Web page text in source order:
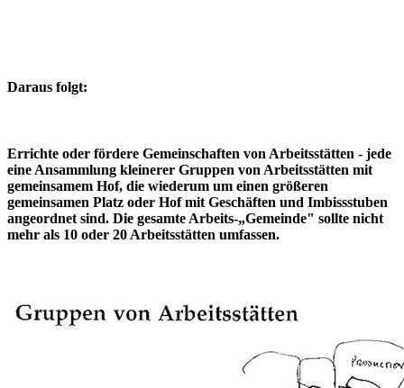
Daraus folgt:
Errichte oder fördere Gemeinschaften von Arbeitsstätten - jede
eine Ansammlung kleinerer Gruppen von Arbeitsstätten mit
gemeinsamem Hof, die wiederum um einen größeren
gemeinsamen Platz oder Hof mit Geschäften und Imbissstuben
angeordnet sind. Die gesamte Arbeits-„Gemeinde" sollte nicht
mehr als 10 oder 20 Arbeitsstätten umfassen.